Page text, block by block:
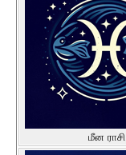
மீன ராசி